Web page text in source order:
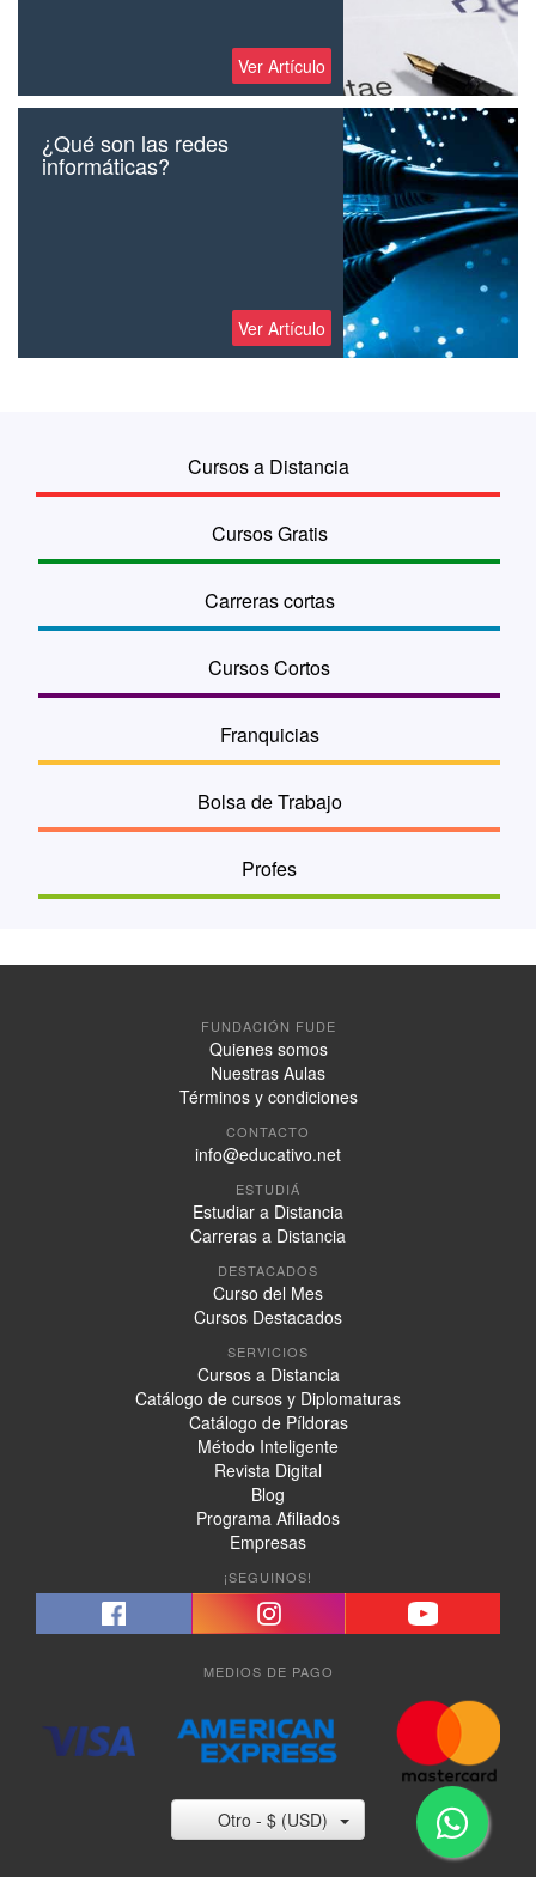
Ver Artículo
¿Qué son las redes
informáticas?
Ver Artículo
Cursos a Distancia
Cursos Gratis
Carreras cortas
Cursos Cortos
Franquicias
Bolsa de Trabajo
Profes
FUNDACIÓN FUDE
Quienes somos
Nuestras Aulas
Términos y condiciones
CONTACTO
info@educativo.net
ESTUDIÁ
Estudiar a Distancia
Carreras a Distancia
DESTACADOS
Curso del Mes
Cursos Destacados
SERVICIOS
Cursos a Distancia
Catálogo de cursos y Diplomaturas
Catálogo de Píldoras
Método Inteligente
Revista Digital
Blog
Programa Afiliados
Empresas
¡SEGUINOS!
MEDIOS DE PAGO
Otro - $ (USD)